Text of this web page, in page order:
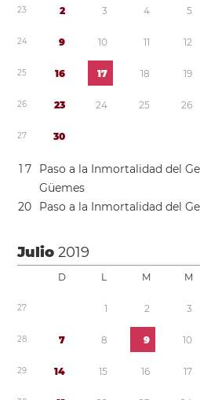
23 2 3 4 5
24 9 10 11 12
25 16 17 18 19
26 23 24 25 26
27 30
1 7
Paso a la Inmortalidad del
Güemes
20 Paso a la Inmortalidad del
Julio2019
D L M M
27 1 2 3
28 7 8 9 10
29 14 15 16 17